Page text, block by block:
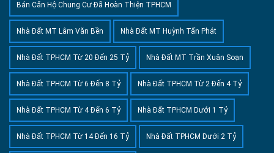
Bán Căn Hộ Chung Cư Đã Hoàn Thiện TPHCM
Nhà Đất MT Lâm Văn Bền Nhà Đất MT Huỳnh Tấn Phát
Nhà Đất TPHCM Từ 20 Đến 25 Tỷ Nhà Đất MT Trần Xuân Soạn
Nhà Đất TPHCM Từ 6 Đến 8 Tỷ Nhà Đất TPHCM Từ 2 Đến 4 Tỷ
Nhà Đất TPHCM Từ 4 Đến 6 Tỷ Nhà Đất TPHCM Dưới 1 Tỷ
Nhà Đất TPHCM Từ 14 Đến 16 Tỷ Nhà Đất TPHCM Dưới 2 Tỷ